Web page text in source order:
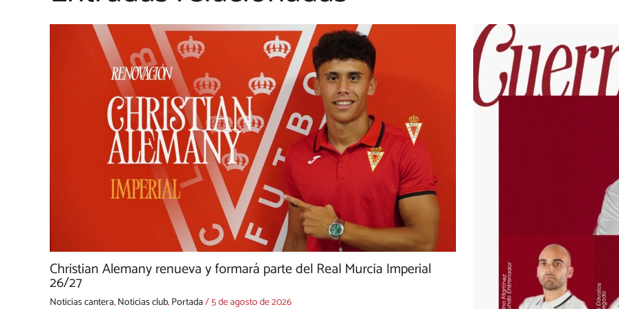
Christian Alemany renueva y formará parte del Real Murcia Imperial
26/27
Noticias cantera,Noticias club,Portada/5 de agosto de 2026